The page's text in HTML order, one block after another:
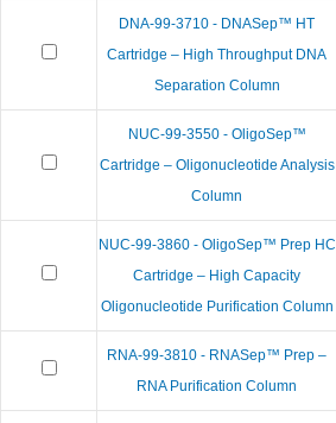
DNA-99-3710 - DNASep™ HT
Cartridge – High Throughput DNA
Separation Column
NUC-99-3550 - OligoSep™
Cartridge – Oligonucleotide Analysis
Column
NUC-99-3860 - OligoSep™ Prep HC
Cartridge – High Capacity
Oligonucleotide Purification Column
RNA-99-3810 - RNASep™ Prep –
RNA Purification Column